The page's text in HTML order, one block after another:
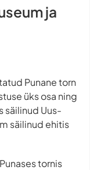
ja
Punane torn
üks osa ning
säilinud Uus-
säilinud ehitis
tornis